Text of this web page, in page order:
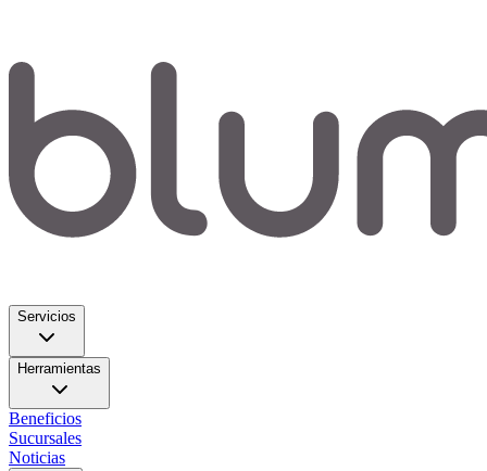
Servicios
Herramientas
Beneficios
Sucursales
Noticias